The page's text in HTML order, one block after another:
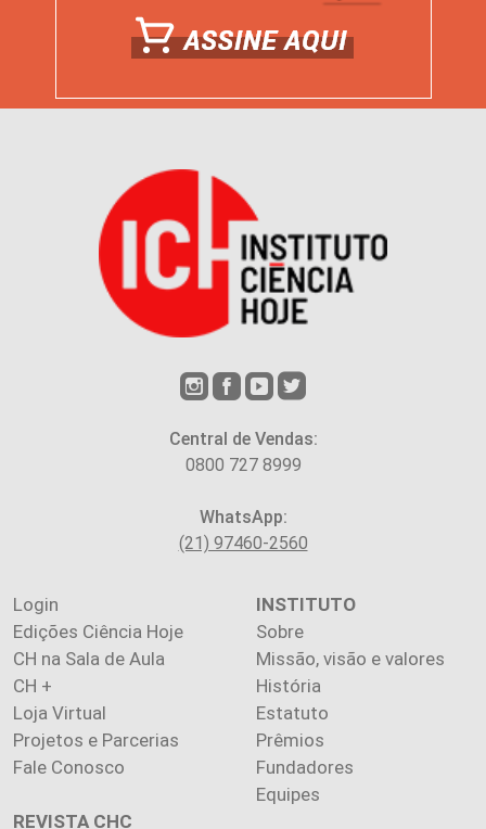
Central de Vendas:
0800 727 8999
WhatsApp:
(21) 97460-2560
Login
Edições Ciência Hoje
CH na Sala de Aula
CH +
Loja Virtual
Projetos e Parcerias
Fale Conosco
INSTITUTO
Sobre
Missão, visão e valores
História
Estatuto
Prêmios
Fundadores
Equipes
REVISTA CHC